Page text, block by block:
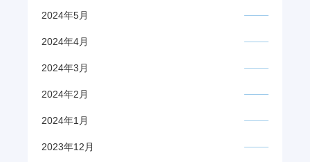
2024年5月
2024年4月
2024年3月
2024年2月
2024年1月
2023年12月